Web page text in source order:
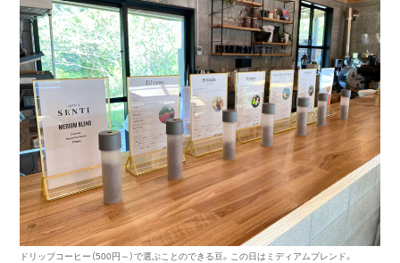
ドリップコーヒー（500円～）で選ぶことのできる豆。この日はミディアムブレンド。